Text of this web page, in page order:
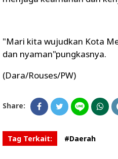
"Mari kita wujudkan Kota
dan nyaman"pungkasnya.
(Dara/Rouses/PW)
Share:
Tag Terkait: #Daerah